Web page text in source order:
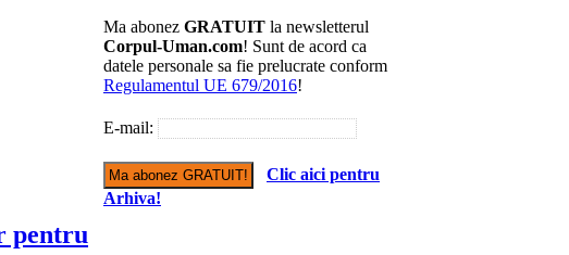
Ma abonez GRATUIT la newsletterul
Corpul-Uman.com! Sunt de acord ca
datele personale sa fie prelucrate conform
Regulamentul UE 679/2016!
E-mail:
Clic aici pentru
Arhiva!
pentru